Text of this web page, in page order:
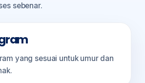
sebenar.
yang sesuai untuk umur dan